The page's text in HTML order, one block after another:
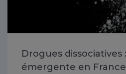
Drogues
émergente en France